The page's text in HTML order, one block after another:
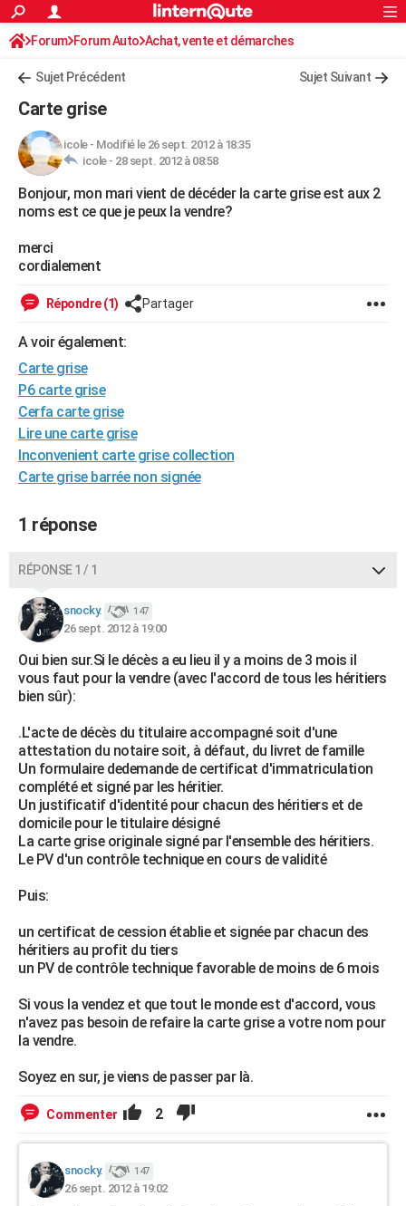
ACTUALITÉS
Politique
Société
Faits Divers
Education
Monde
Villes
+
FINANCE
Retraite
Impôts
Epargne
Immobilier
Risques naturels par ville
Banque
Assurance
Crédit
AUTO
Essais
Réserver un essai
Citadines
Berlines
SUV
Forum auto
+HIGH-TECH
BRICOLAGE
Forum
Aménagement intérieur
Extérieur
Cuisine
Salle de bains
Jardinage
Rangement
Guides de France
Escapades
Patrimoine
Expositions
Musées
Week-end nature
Art de vivre
Bien-être
Loisirs
Mode
Modes de vie
Alimentation
Guide de la santé
Maladies
Médicaments
Sommeil
VOYAGE
Voyage nature
Voyage de noces
PHOTO
GUIDES D'ACHAT
CARTE DE VOEUX
Carte de Noël
Carte Bonne année
Carte Saint-Valentin
Carte Pâques
Carte d'anniversaire
DICTIONNAIRE
Dictionnaire
Biographies
Citations
Expressions
Proverbes
PROGRAMME TV
S'inscrire
Se connecter
Lycées
Collèges
Primaires
Universités
Entreprises
Service militaire
Avis de recherche
AVIS DE DÉCÈS
Bricolage
Lifestyle
Culture
Sport
Auto
Television
Voyage
Cinema
S'inscrire
Connexion
Forum Forum Auto Achat, vente et démarches
Démarches administratives
Sujet Précédent Sujet Suivant
Carte grise
icole- Modifié le 26 sept. 2012 à 18:35
icole - 28 sept. 2012 à 08:58
Bonjour, mon mari vient de décéder la carte grise est aux 2
noms est ce que je peux la vendre?
merci
cordialement
Répondre (1) Partager
A voir également:
Carte grise
P6 carte grise
Cerfa carte grise
Lire une carte grise
Inconvenient carte grise collection
Carte grise barrée non signée
1 réponse
RÉPONSE 1 / 1
snocky. 147
26 sept. 2012 à 19:00
Oui bien sur.Si le décès a eu lieu il y a moins de 3 mois il
vous faut pour la vendre (avec l'accord de tous les héritiers
bien sûr):
.L'acte de décès du titulaire accompagné soit d'une
attestation du notaire soit, à défaut, du livret de famille
Un formulaire dedemande de certificat d'immatriculation
complété et signé par les héritier.
Un justificatif d'identité pour chacun des héritiers et de
domicile pour le titulaire désigné
La carte grise originale signé par l'ensemble des héritiers.
Le PV d'un contrôle technique en cours de validité
Puis:
un certificat de cession établie et signée par chacun des
héritiers au profit du tiers
un PV de contrôle technique favorable de moins de 6 mois
Si vous la vendez et que tout le monde est d'accord, vous
n'avez pas besoin de refaire la carte grise a votre nom pour
la vendre.
Soyez en sur, je viens de passer par là.
Commenter 2
snocky. 147
26 sept. 2012 à 19:02